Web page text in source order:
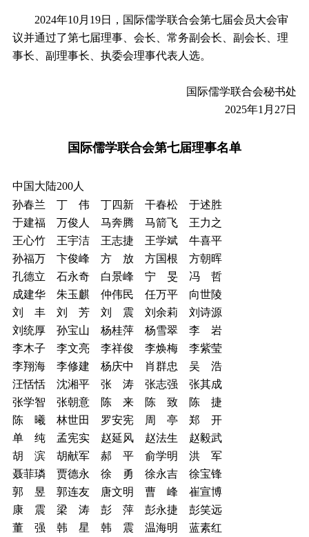
2024年10月19日，国际儒学联合会第七届会员大会审
议并通过了第七届理事、会长、常务副会长、副会长、理
事长、副理事长、执委会理事代表人选。
国际儒学联合会秘书处
2025年1月27日
国际儒学联合会第七届理事名单
中国大陆200人
孙春兰 丁 伟 丁四新 干春松 于述胜
于建福 万俊人 马奔腾 马箭飞 王力之
王心竹 王宇洁 王志捷 王学斌 牛喜平
孙福万 卞俊峰 方 放 方国根 方朝晖
孔德立 石永奇 白景峰 宁 旻 冯 哲
成建华 朱玉麒 仲伟民 任万平 向世陵
刘 丰 刘 芳 刘 震 刘余莉 刘诗源
刘统厚 孙宝山 杨桂萍 杨雪翠 李 岩
李木子 李文亮 李祥俊 李焕梅 李紫莹
李翔海 李修建 杨庆中 肖群忠 吴 浩
汪恬恬 沈湘平 张 涛 张志强 张其成
张学智 张朝意 陈 来 陈 致 陈 捷
陈 曦 林世田 罗安宪 周 亭 郑 开
单 纯 孟宪实 赵延风 赵法生 赵毅武
胡 滨 胡献军 郝 平 俞学明 洪 军
聂菲璘 贾德永 徐 勇 徐永吉 徐宝锋
郭 昱 郭连友 唐文明 曹 峰 崔宣博
康 震 梁 涛 彭 萍 彭永捷 彭笑远
董 强 韩 星 韩 震 温海明 蓝素红